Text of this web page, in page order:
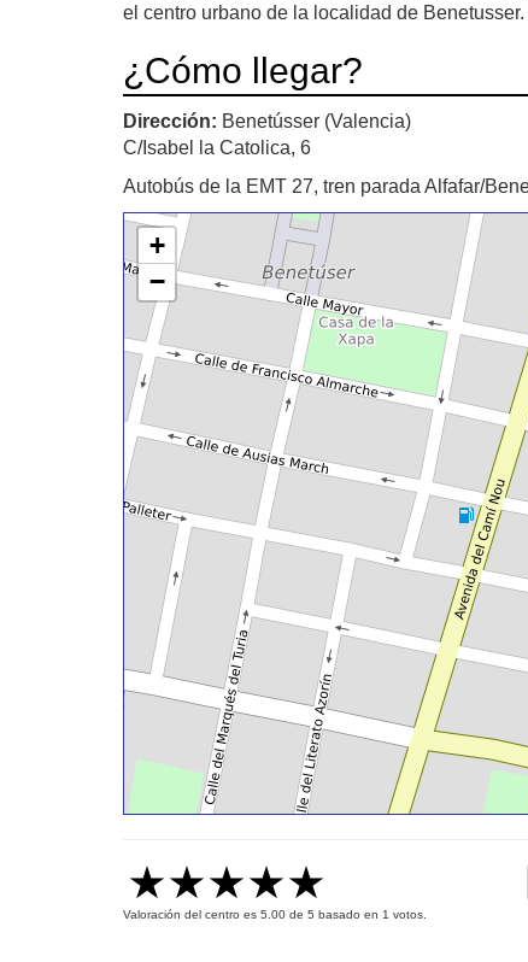
el centro urbano de la localidad de
¿Cómo llegar?
Dirección: Benetússer (Valencia)
C/Isabel la Catolica, 6
Autobús de la EMT 27, tren parada Alfafar/
+
−
Valoración del centro es 5.00 de 5 basado en 1 votos.